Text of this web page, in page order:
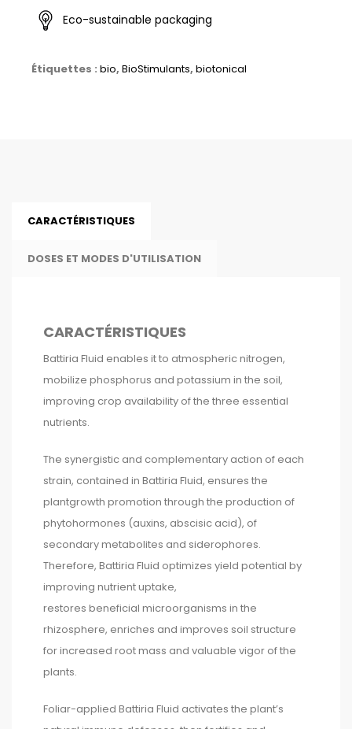
Eco-sustainable packaging
Étiquettes : bio, BioStimulants, biotonical
CARACTÉRISTIQUES
DOSES ET MODES D'UTILISATION
CARACTÉRISTIQUES
Battiria Fluid enables it to atmospheric nitrogen,
mobilize phosphorus and potassium in the soil,
improving crop availability of the three essential
nutrients.
The synergistic and complementary action of each
strain, contained in Battiria Fluid, ensures the
plantgrowth promotion through the production of
phytohormones (auxins, abscisic acid), of
secondary metabolites and siderophores.
Therefore, Battiria Fluid optimizes yield potential by
improving nutrient uptake,
restores beneficial microorganisms in the
rhizosphere, enriches and improves soil structure
for increased root mass and valuable vigor of the
plants.
Foliar-applied Battiria Fluid activates the plant’s